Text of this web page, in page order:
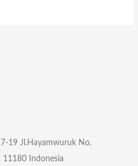
19 Jl.Hayamwuruk No.
11180 Indonesia